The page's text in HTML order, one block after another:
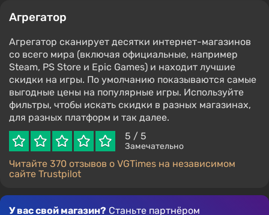
Агрегатор
Агрегатор сканирует десятки интернет-магазинов
со всего мира (включая официальные, например
Steam, PS Store и Epic Games) и находит лучшие
скидки на игры. По умолчанию показываются самые
выгодные цены на популярные игры. Используйте
фильтры, чтобы искать скидки в разных магазинах,
для разных платформ и так далее.
5 / 5
Замечательно
Читайте 370 отзывов о VGTimes на независимом
сайте Trustpilot
У вас свой магазин? Станьте партнёром